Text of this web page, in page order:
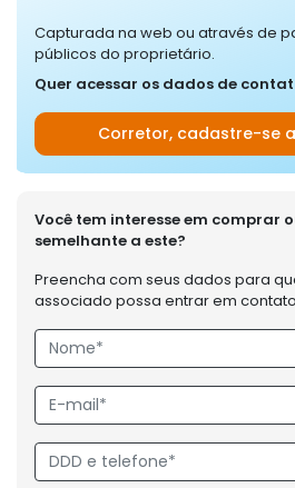
Capturada na web ou através de
públicos do proprietário.
Quer acessar os dados de
Corretor, cadastre-se
Você tem interesse em comprar
semelhante a este?
Preencha com seus dados para
associado possa entrar em contato